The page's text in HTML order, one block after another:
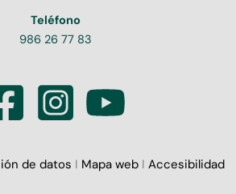
Teléfono
986 26 77 83
de datos I Mapa web I Accesibilidad